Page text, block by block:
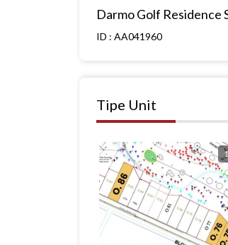
Darmo Golf Residence
ID : AA041960
Tipe Unit